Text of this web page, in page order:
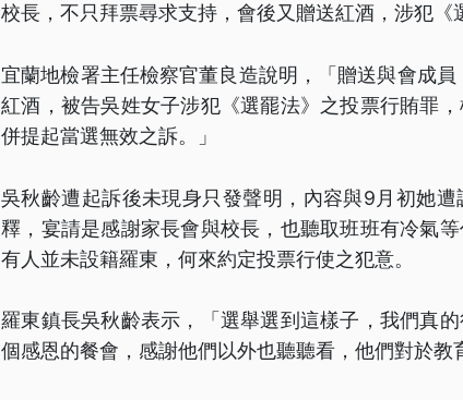
校長，不只拜票尋求支持，會後又贈送紅酒，涉犯《
宜蘭地檢署主任檢察官董良造說明，「贈送與會成
紅酒，被告吳姓女子涉犯《選罷法》之投票行賄罪
併提起當選無效之訴。」
吳秋齡遭起訴後未現身只發聲明，內容與9月初她
釋，宴請是感謝家長會與校長，也聽取班班有冷氣
有人並未設籍羅東，何來約定投票行使之犯意。
羅東鎮長吳秋齡表示，「選舉選到這樣子，我們真
個感恩的餐會，感謝他們以外也聽聽看，他們對於教